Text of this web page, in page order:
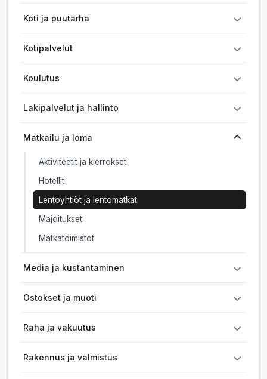
Koti ja puutarha
Kotipalvelut
Koulutus
Lakipalvelut ja hallinto
Matkailu ja loma
Aktiviteetit ja kierrokset
Hotellit
Lentoyhtiöt ja lentomatkat
Majoitukset
Matkatoimistot
Media ja kustantaminen
Ostokset ja muoti
Raha ja vakuutus
Rakennus ja valmistus